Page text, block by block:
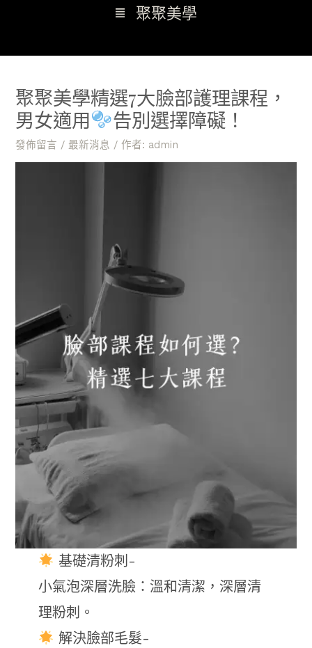
Main
聚聚美學
聚聚美學精選7大臉部護理課程，
男女適用
告別選擇障礙！
發佈留言 / 最新消息 / 作者: admin
基礎清粉刺-
小氣泡深層洗臉：溫和清潔，深層清
理粉刺。
解決臉部毛髮-